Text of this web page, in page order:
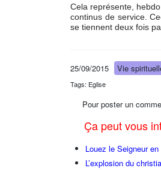
Cela représente,
continus de service.
se tiennent deux fois
25/09/2015 Vie
Tags: Eglise
Pour poster un
Ça peut vous
Louez le Seigneur
L’explosion du